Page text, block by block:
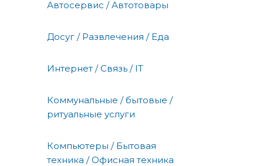
Автосервис / Автотовары
Досуг / Развлечения / Еда
Интернет / Связь / IT
Коммунальные / бытовые /
ритуальные услуги
Компьютеры / Бытовая
техника / Офисная техника